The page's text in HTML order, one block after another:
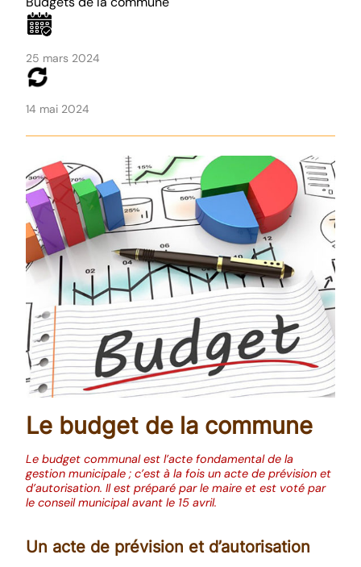
25 mars 2024
14 mai 2024
Le budget de la commune
Le budget communal est l’acte fondamental de la
gestion municipale ; c’est à la fois un acte de prévision et
d’autorisation. Il est préparé par le maire et est voté par
le conseil municipal avant le 15 avril.
Un acte de prévision et d’autorisation